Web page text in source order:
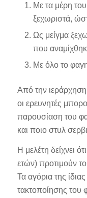
Με τα μέρη
ξεχωριστά,
Ως μείγμα
που
Με όλο το
Από την
οι ερευνητές
παρουσίαση του
και ποιο στυλ
Η μελέτη δείχνει
ετών) προτιμούν
Τα αγόρια της
τακτοποίησης του